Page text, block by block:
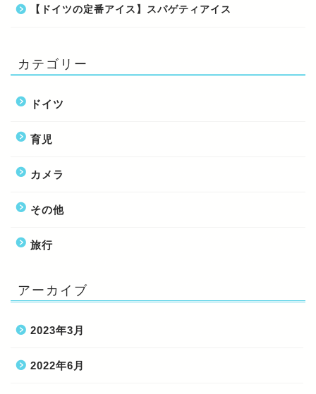
【ドイツの定番アイス】スパゲティアイス
カテゴリー
ドイツ
育児
カメラ
その他
旅行
アーカイブ
2023年3月
2022年6月